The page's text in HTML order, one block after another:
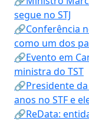
segue no STJ
🔗Conferência
como um dos
🔗Evento em
ministra do TST
🔗Presidente
anos no STF e
🔗ReData: